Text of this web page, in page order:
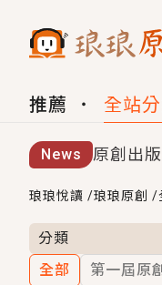
推薦 全站
News 原創出
創,作家
小編心
GL｜《
琅琅悅讀 /琅琅原創 /
分類
全部
第一屆原